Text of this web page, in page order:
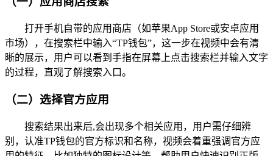
打开手机自带的应用商店（如苹果App Store或安卓应用
市场），在搜索栏中输入“TP钱包”，这一步在视频中会有清
晰的展示，用户可以看到手指在屏幕上点击搜索栏并输入文字
的过程，直观了解搜索入口。
（二）选择官方应用
搜索结果出来后,会出现多个相关应用，用户需仔细辨
别，认准TP钱包的官方标识和名称，视频会着重强调官方应